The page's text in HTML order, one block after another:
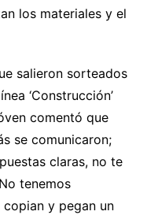
los materiales y el
salieron sorteados
‘Construcción’
comentó que
se comunicaron;
claras, no te
tenemos
y pegan un